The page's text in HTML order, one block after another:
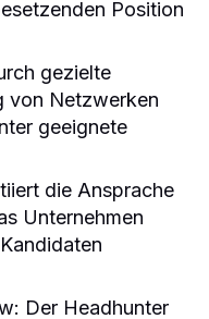
Position
gezielte
von Netzwerken
geeignete
die Ansprache
Unternehmen
Der Headhunter